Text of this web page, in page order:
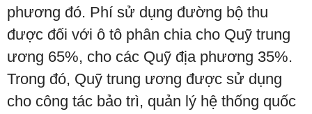
phương đó. Phí sử dụng đường bộ thu
được đối với ô tô phân chia cho Quỹ trung
ương 65%, cho các Quỹ địa phương 35%.
Trong đó, Quỹ trung ương được sử dụng
cho công tác bảo trì, quản lý hệ thống quốc